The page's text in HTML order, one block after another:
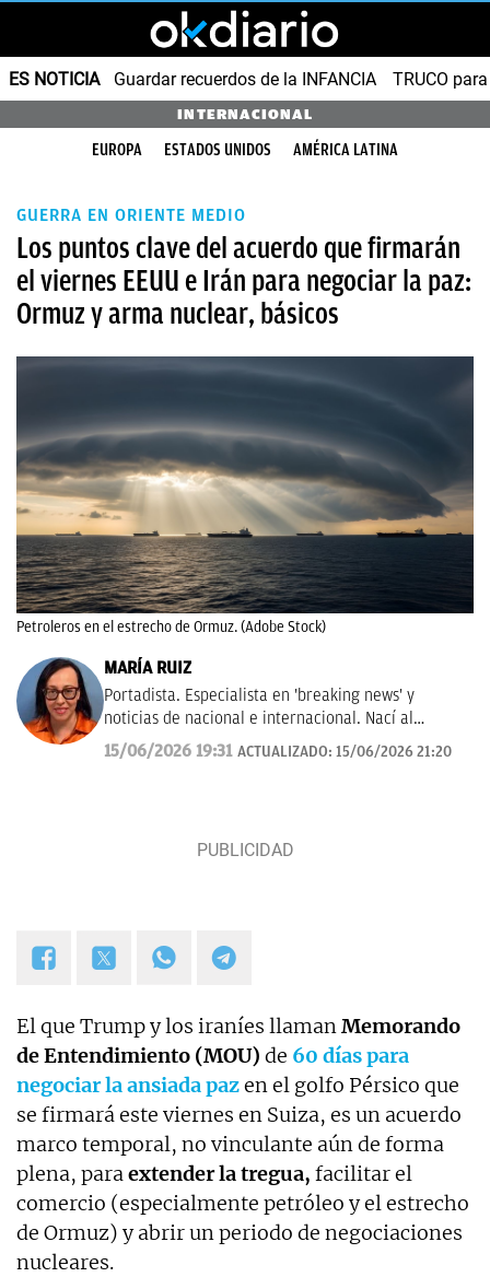
ES NOTICIA Guardar recuerdos de la INFANCIA TRUCO
INTERNACIONAL
EUROPA ESTADOS UNIDOS AMÉRICA LATINA
GUERRA EN ORIENTE MEDIO
Los puntos clave del acuerdo que firmarán
el viernes EEUU e Irán para negociar la paz:
Ormuz y arma nuclear, básicos
Petroleros en el estrecho de Ormuz. (Adobe Stock)
MARÍA RUIZ
Portadista. Especialista en 'breaking news' y
noticias de nacional e internacional. Nací al
periodismo en Abc, ayudé a fundar La Razón y viví
en Las Provincias.
15/06/2026 19:31 ACTUALIZADO: 15/06/2026 21:20
El que Trump y los iraníes llamanMemorando
de Entendimiento (MOU) de 60 días para
negociar la ansiada pazen el golfo Pérsico que
se firmará este viernes en Suiza, es un acuerdo
marco temporal, no vinculante aún de forma
plena, paraextender la tregua, facilitar el
comercio (especialmente petróleo y el estrecho
de Ormuz) y abrir un periodo de negociaciones
nucleares.